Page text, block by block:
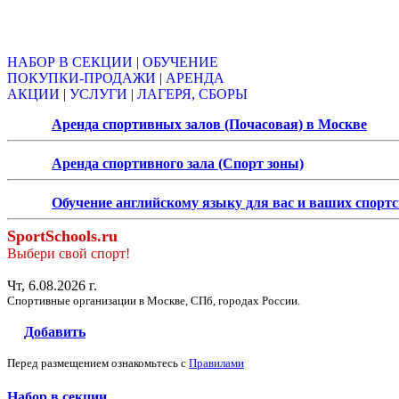
НАБОР В СЕКЦИИ | ОБУЧЕНИЕ
ПОКУПКИ-ПРОДАЖИ | АРЕНДА
АКЦИИ | УСЛУГИ | ЛАГЕРЯ, СБОРЫ
Аренда спортивных залов (Почасовая) в Москве
Аренда спортивного зала (Спорт зоны)
Обучение английскому языку для вас и ваших
SportSchools.ru
Выбери свой спорт!
Чт, 6.08.2026 г.
Спортивные организации в Москве, СПб, городах России.
Добавить
Перед размещением ознакомьтесь с Правилами